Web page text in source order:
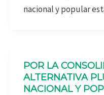
nacional y popular
POR LA
ALTERNATIVA
NACIONAL Y